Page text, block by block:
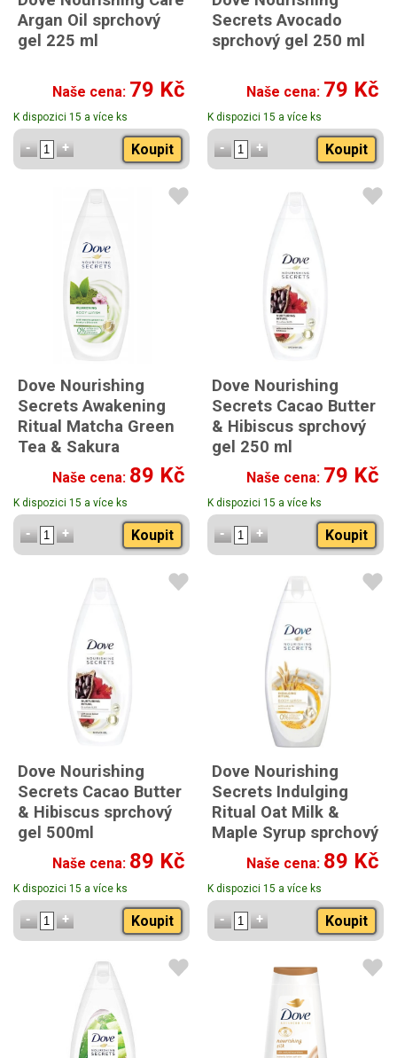
Argan Oil sprchový
gel 225 ml
Naše cena: 79 Kč
K dispozici 15 a více ks
Koupit
Secrets Avocado
sprchový gel 250 ml
Naše cena: 79 Kč
K dispozici 15 a více ks
Koupit
Dove Nourishing
Secrets Awakening
Ritual Matcha Green
Tea & Sakura
Blossom sprchový gel
400ml
Naše cena: 89 Kč
K dispozici 15 a více ks
Koupit
Dove Nourishing
Secrets Cacao Butter
& Hibiscus sprchový
gel 250 ml
Naše cena: 79 Kč
K dispozici 15 a více ks
Koupit
Dove Nourishing
Secrets Cacao Butter
& Hibiscus sprchový
gel 500ml
Naše cena: 89 Kč
K dispozici 15 a více ks
Koupit
Dove Nourishing
Secrets Indulging
Ritual Oat Milk &
Maple Syrup sprchový
gel 500ml
Naše cena: 89 Kč
K dispozici 15 a více ks
Koupit